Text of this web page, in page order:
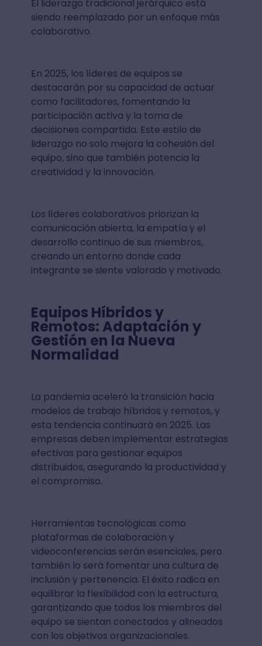
El liderazgo tradicional jerárquico está
siendo reemplazado por un enfoque más
colaborativo.
En 2025, los líderes de equipos se
destacarán por su capacidad de actuar
como facilitadores, fomentando la
participación activa y la toma de
decisiones compartida. Este estilo de
liderazgo no solo mejora la cohesión del
equipo, sino que también potencia la
creatividad y la innovación.
Los líderes colaborativos priorizan la
comunicación abierta, la empatía y el
desarrollo continuo de sus miembros,
creando un entorno donde cada
integrante se siente valorado y motivado.
Equipos Híbridos y
Remotos: Adaptación y
Gestión en la Nueva
Normalidad
La pandemia aceleró la transición hacia
modelos de trabajo híbridos y remotos, y
esta tendencia continuará en 2025. Las
empresas deben implementar estrategias
efectivas para gestionar equipos
distribuidos, asegurando la productividad y
el compromiso.
Herramientas tecnológicas como
plataformas de colaboración y
videoconferencias serán esenciales, pero
también lo será fomentar una cultura de
inclusión y pertenencia. El éxito radica en
equilibrar la flexibilidad con la estructura,
garantizando que todos los miembros del
equipo se sientan conectados y alineados
con los objetivos organizacionales.